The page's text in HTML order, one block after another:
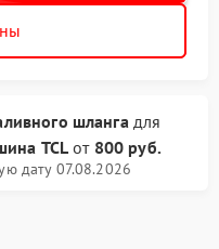
шлангадля
TCLот 800 руб.
дату 07.08.2026